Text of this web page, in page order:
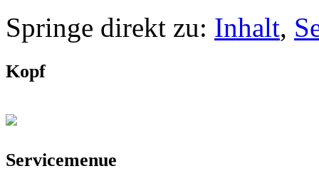
Springe direkt zu: Inhalt,
Kopf
Servicemenue